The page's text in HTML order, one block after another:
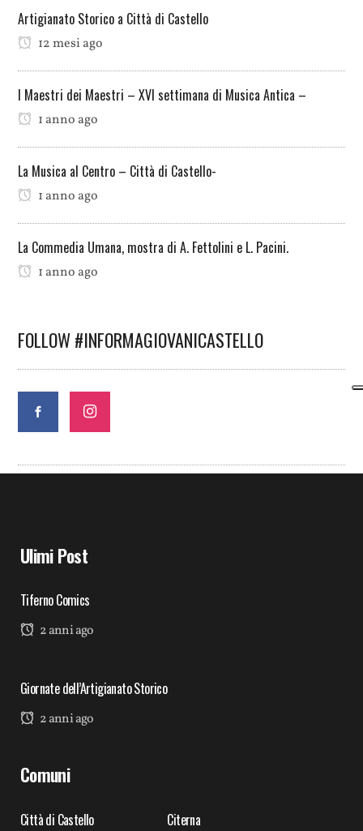
Artigianato Storico a Città di Castello
12 mesi ago
I Maestri dei Maestri – XVI settimana di Musica Antica –
1 anno ago
La Musica al Centro – Città di Castello-
1 anno ago
La Commedia Umana, mostra di A. Fettolini e L. Pacini.
1 anno ago
FOLLOW #INFORMAGIOVANICASTELLO
Ulimi Post
Tiferno Comics
2 anni ago
Giornate dell’Artigianato Storico
2 anni ago
Comuni
Città di Castello
Citerna